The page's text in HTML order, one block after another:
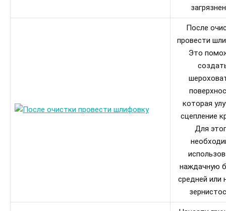
После
провести
Это
которая
сцепление
Для
наждачную
средней или